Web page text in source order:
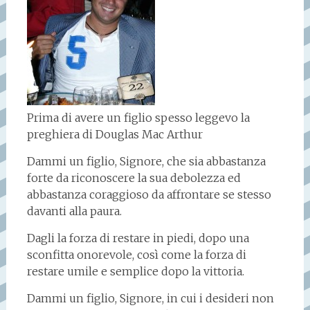
Prima di avere un figlio spesso leggevo la
preghiera di Douglas Mac Arthur
Dammi un figlio, Signore, che sia abbastanza
forte da riconoscere la sua debolezza ed
abbastanza coraggioso da affrontare se stesso
davanti alla paura.
Dagli la forza di restare in piedi, dopo una
sconfitta onorevole, così come la forza di
restare umile e semplice dopo la vittoria.
Dammi un figlio, Signore, in cui i desideri non